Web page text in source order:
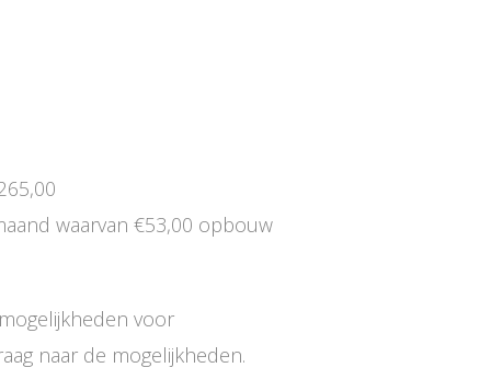
waarvan €53,00 opbouw
voor
naar de mogelijkheden.